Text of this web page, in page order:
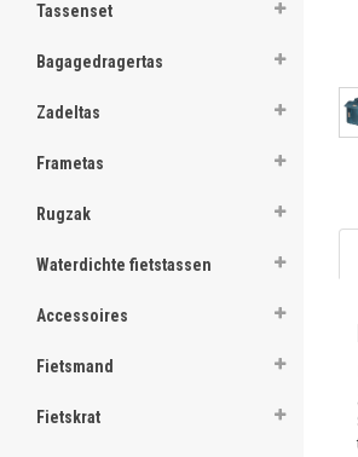
Tassenset
Bagagedragertas
Zadeltas
Frametas
Rugzak
Waterdichte fietstassen
Accessoires
Fietsmand
Fietskrat